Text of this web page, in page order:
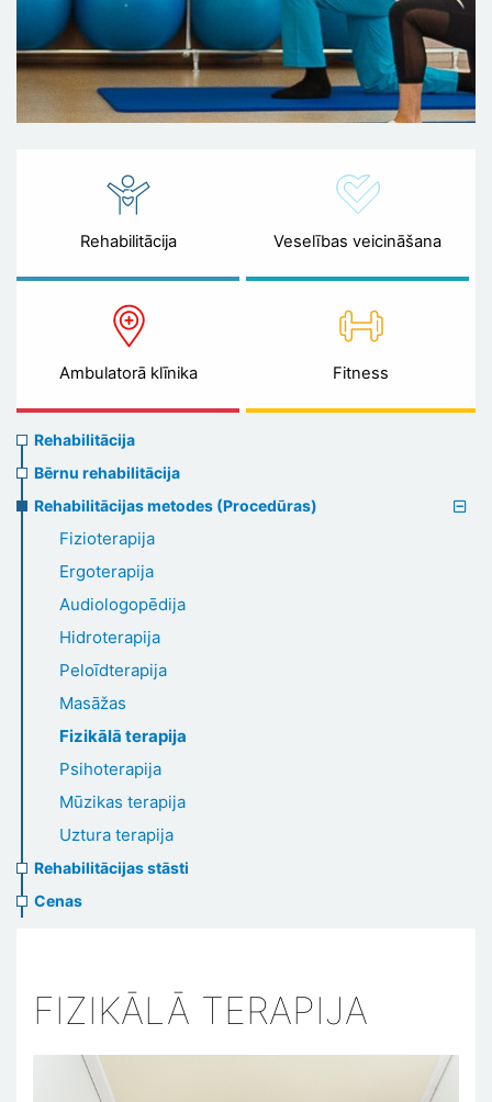
Rehabilitācija Veselības veicināšana
Ambulatorā klīnika Fitness
Rehabilitation
menu
Rehabilitācija
Bērnu rehabilitācija
Rehabilitācijas metodes (Procedūras)
Fizioterapija
Ergoterapija
Audiologopēdija
Hidroterapija
Peloīdterapija
Masāžas
Fizikālā terapija
Psihoterapija
Mūzikas terapija
Uztura terapija
Rehabilitācijas stāsti
Cenas
FIZIKĀLĀ TERAPIJA